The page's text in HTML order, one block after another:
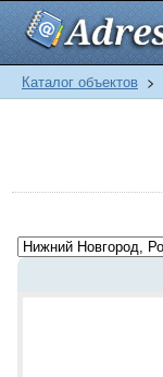
Каталог объектов >